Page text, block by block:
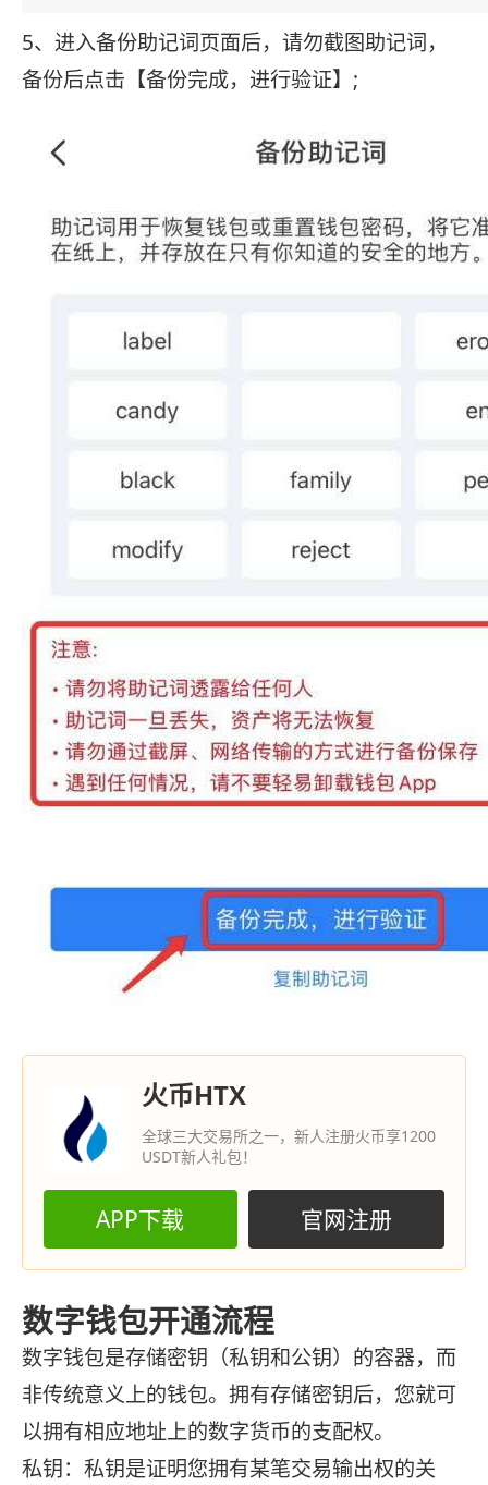
5、进入备份助记词页面后，请勿截图助记词，
备份后点击【备份完成，进行验证】;
火币HTX
全球三大交易所之一，新人注册火币享1200
USDT新人礼包！
APP下载 官网注册
数字钱包开通流程
数字钱包是存储密钥（私钥和公钥）的容器，而
非传统意义上的钱包。拥有存储密钥后，您就可
以拥有相应地址上的数字货币的支配权。
私钥：私钥是证明您拥有某笔交易输出权的关